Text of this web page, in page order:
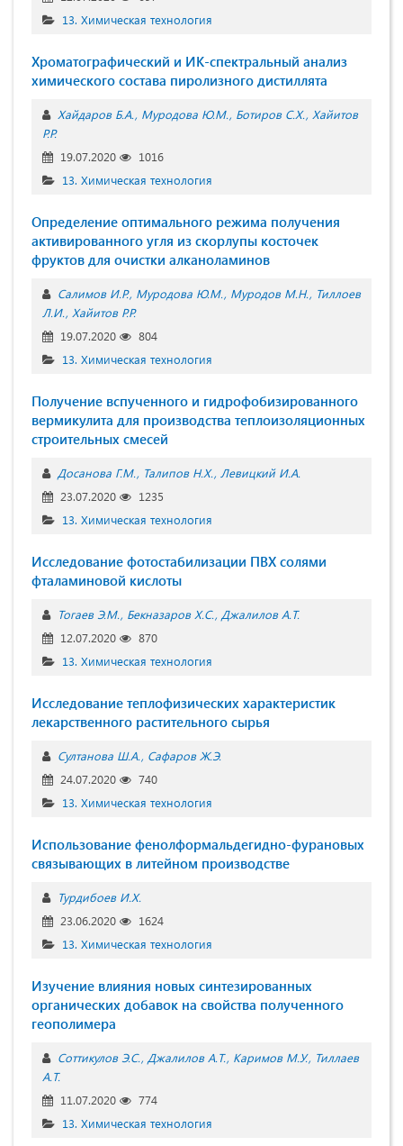
13. Химическая технология
Хроматографический и ИК-спектральный анализ
химического состава пиролизного дистиллята
Хайдаров Б.А. Муродова Ю.М. Ботиров С.Х. Хайитов
Р.Р.
19.07.2020
1016
13. Химическая технология
Определение оптимального режима получения
активированного угля из скорлупы косточек
фруктов для очистки алканоламинов
Салимов И.Р. Муродова Ю.М. Муродов М.Н. Тиллоев
Л.И. Хайитов Р.Р.
19.07.2020
804
13. Химическая технология
Получение вспученного и гидрофобизированного
вермикулита для производства теплоизоляционных
строительных смесей
Досанова Г.М. Талипов Н.Х. Левицкий И.А.
23.07.2020
1235
13. Химическая технология
Исследование фотостабилизации ПВХ солями
фталаминовой кислоты
Тогаев Э.М. Бекназаров Х.С. Джалилов А.Т.
12.07.2020
870
13. Химическая технология
Исследование теплофизических характеристик
лекарственного растительного сырья
Султанова Ш.А. Сафаров Ж.Э.
24.07.2020
740
13. Химическая технология
Использование фенолформальдегидно-фурановых
связывающих в литейном производстве
Турдибоев И.Х.
23.06.2020
1624
13. Химическая технология
Изучение влияния новых синтезированных
органических добавок на свойства полученного
геополимера
Соттикулов Э.С. Джалилов А.Т. Каримов М.У. Тиллаев
А.Т.
11.07.2020
774
13. Химическая технология